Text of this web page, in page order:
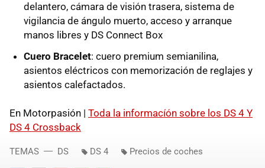
delantero, cámara de visión trasera, sistema de
vigilancia de ángulo muerto, acceso y arranque
manos libres y DS Connect Box
Cuero Bracelet: cuero premium semianilina,
asientos eléctricos con memorización de reglajes y
asientos calefactados.
En Motorpasión | Toda la informacíón sobre los DS 4 Y
DS 4 Crossback
TEMAS DS DS 4 Precios de coches